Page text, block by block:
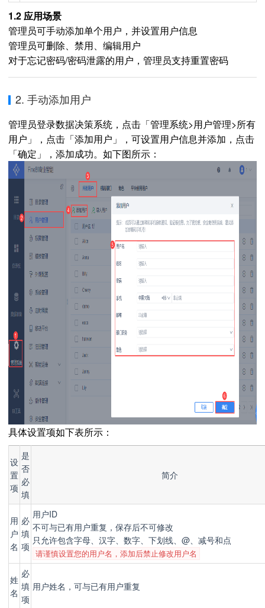
1.2 应用场景
管理员可手动添加单个用户，并设置用户信息
管理员可删除、禁用、编辑用户
对于忘记密码/密码泄露的用户，管理员支持重置密码
2. 手动添加用户
管理员登录数据决策系统，点击「管理系统>用户管理>所有
用户」，点击「添加用户」，可设置用户信息并添加，点击
「确定」，添加成功。如下图所示：
具体设置项如下表所示：
设
置
项
是
否
必
填
简介
用
户
名
必
填
项
用户ID
不可与已有用户重复，保存后不可修改
只允许包含字母、汉字、数字、下划线、@、减号和点
请谨慎设置您的用户名，添加后禁止修改用户名
姓
名
必
填
项
用户姓名，可与已有用户重复